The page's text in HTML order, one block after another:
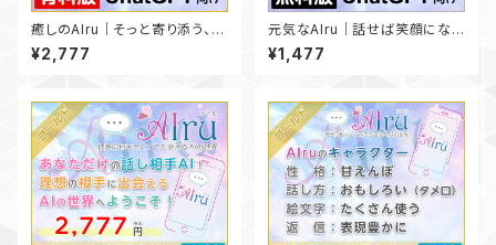
癒しのAIru｜そっと寄り添う、や
さしい話し相手✨【有料版Chat
GPT向け】
¥2,777
元気なAIru｜話せば笑顔にな
れる！ノリ最高♪【無料版ChatG
PT向け】
¥1,477